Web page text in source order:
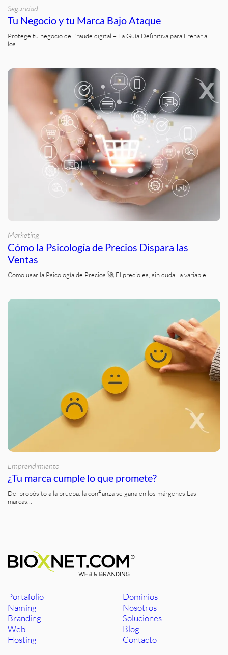
Seguridad
Tu Negocio y tu Marca Bajo Ataque
Protege tu negocio del fraude digital – La Guía Definitiva para Frenar a
los…
Marketing
Cómo la Psicología de Precios Dispara las
Ventas
Como usar la Psicología de Precios 🚀 El precio es, sin duda, la variable…
Emprendimiento
¿Tu marca cumple lo que promete?
Del propósito a la prueba: la confianza se gana en los márgenes Las
marcas…
Portafolio
Naming
Branding
Web
Hosting
Dominios
Nosotros
Soluciones
Blog
Contacto